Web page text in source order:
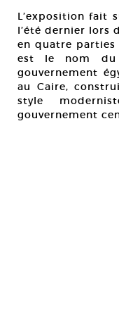
L’exposition fait
l’été dernier lors
en quatre
est le nom du
gouvernement
au Caire,
style
gouvernement